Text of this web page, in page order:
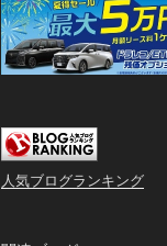
人気ブログランキング